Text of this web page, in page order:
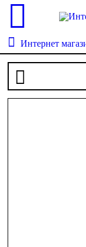
Интернет